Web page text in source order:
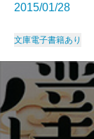
2015/01/28
文庫電子書籍あり